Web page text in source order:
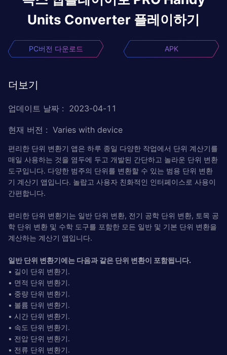
Units Converter 플레이하기
PC버전 다운로드 APK
더보기
업데이트 날짜 : 2023-04-11
현재 버전 : Varies with device
편리한 단위 변환기 앱은 하루 종일 다양한 작업에서 단위 계산기를
매일 사용하는 것을 염두에 두고 개발된 간단하고 놀라운 단위 변환
도구입니다. 다양한 범주의 단위를 변환할 수 있는 범용 단위 변환
기 계산기 앱입니다. 놀랍고 사용자 친화적인 인터페이스로 사용이
간편합니다.
편리한 단위 변환기는 일반 단위 변환, 전기 공학 단위 변환, 토목 공
학 단위 변환 및 수학 도구를 포함한 모든 일반 및 기본 단위 변환을
계산하는 계산기 앱입니다.
일반 단위 변환기에는 다음과 같은 단위 변환이 포함됩니다.
• 길이 단위 변환기.
• 면적 단위 변환기.
• 중량 단위 변환기.
• 볼륨 단위 변환기.
• 시간 단위 변환기.
• 속도 단위 변환기.
• 전압 단위 변환기.
• 전류 단위 변환기.